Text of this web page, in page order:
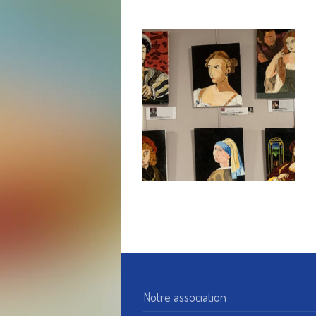
Notre association